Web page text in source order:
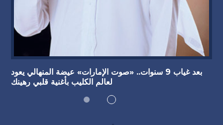
بعد غياب 9 سنوات.. «صوت الإمارات» عيضة المنهالي يعود
لعالم الكليب بأغنية قلبي رهينك